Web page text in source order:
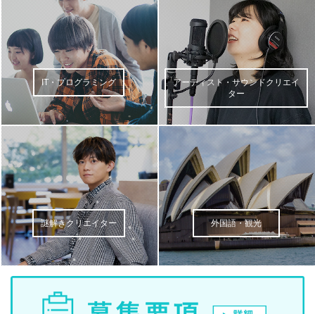
IT・プログラミング
アーティスト・サウンドクリエイ
ター
謎解きクリエイター 外国語・観光